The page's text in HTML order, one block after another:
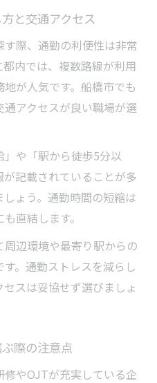
と交通アクセス
際、通勤の利便性は非常
内では、複数路線が利用
が人気です。船橋市でも
アクセスが良い職場が選
や「駅から徒歩5分以
記載されていることが多
ょう。通勤時間の短縮は
直結します。
辺環境や最寄り駅からの
。通勤ストレスを減らし
スは妥協せず選びましょ
際の注意点
やOJTが充実している企